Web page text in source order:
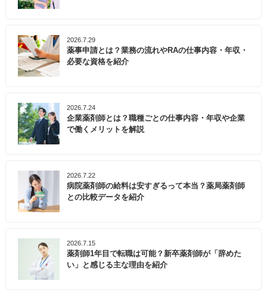
2026.7.29
薬事申請とは？業務の流れやRAの仕事内容・年収・
必要な資格を紹介
2026.7.24
企業薬剤師とは？職種ごとの仕事内容・年収や企業
で働くメリットを解説
2026.7.22
病院薬剤師の給料は安すぎるって本当？薬局薬剤師
との比較データを紹介
2026.7.15
薬剤師1年目で転職は可能？新卒薬剤師が「辞めた
い」と感じる主な理由を紹介